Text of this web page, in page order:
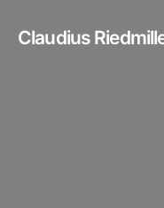
Claudius